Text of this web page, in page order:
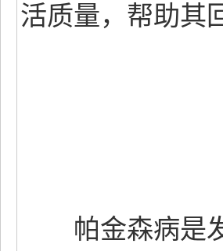
活质量，帮助其
帕金森病是发